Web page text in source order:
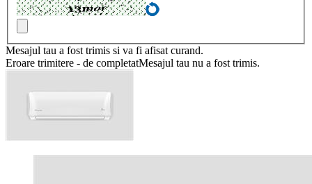
Mesajul tau a fost trimis si va fi afisat curand.
Eroare trimitere - de completatMesajul tau nu a fost trimis.